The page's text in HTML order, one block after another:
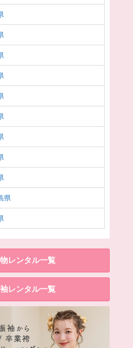
県
レンタル一覧
レンタル一覧